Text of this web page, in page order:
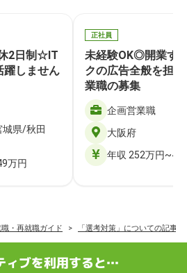
2日制☆IT
躍しません
県/秋田
万円
正社員
未経験OK◎開業す
クの広告全般を担
業職の募集
企画営業職
大阪府
年収 252万円
職・再就職ガイド 「選考対策」についての記事一
ィブを利用すると…